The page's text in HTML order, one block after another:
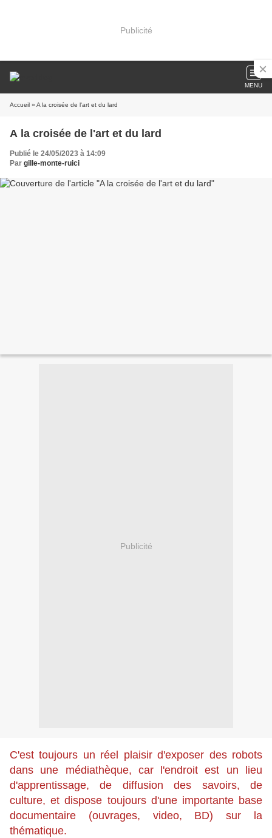
Publicité
MENU
Accueil » A la croisée de l'art et du lard
A la croisée de l'art et du lard
Publié le 24/05/2023 à 14:09
Par gille-monte-ruici
Publicité
C'est toujours un réel plaisir d'exposer des robots
dans une médiathèque, car l'endroit est un lieu
d'apprentissage, de diffusion des savoirs, de
culture, et dispose toujours d'une importante base
documentaire (ouvrages, video, BD) sur la
thématique.